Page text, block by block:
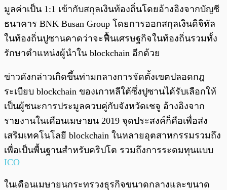
มูลค่าเป็น 1:1 เข้ากับสกุลเงินท้องถิ่นโดยอ้างอิงจากบัญชี
ธนาคาร BNK Busan Group โดยการออกสกุลเงินดิจิทัล
ในท้องถิ่นปูซานคาดว่าจะฟื้นเศรษฐกิจในท้องถิ่นรวมทั้ง
รักษาตำแหน่งผู้นำใน blockchain อีกด้วย
ข่าวดังกล่าวเกิดขึ้นท่ามกลางการจัดตั้งเขตปลอดกฎ
ระเบียบ blockchain ของเกาหลีใต้ซึ่งปูซานได้รับเลือกให้
เป็นผู้ชนะการประมูลควบคู่กับจังหวัดเชจู อ้างอิงจาก
รายงานในเดือนเมษายน 2019 จุดประสงค์ก็คือเพื่อส่ง
เสริมเทคโนโลยี blockchain ในหลายอุตสาหกรรมรวมถึง
เพื่อเป็นพื้นฐานสำหรับคริปโต รวมถึงการระดมทุนแบบ
ICO
ในเดือนเมษายนกระทรวงธุรกิจขนาดกลางและขนาด